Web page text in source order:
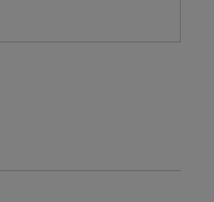
płatności